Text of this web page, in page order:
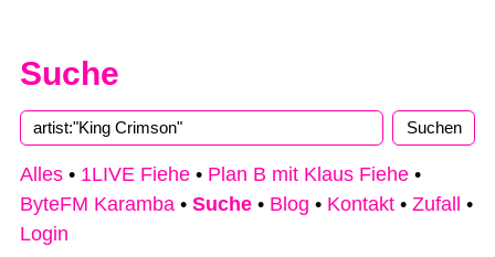
Suche
Alles • 1LIVE Fiehe • Plan B mit Klaus Fiehe •
ByteFM Karamba • Suche • Blog • Kontakt • Zufall
•
Login